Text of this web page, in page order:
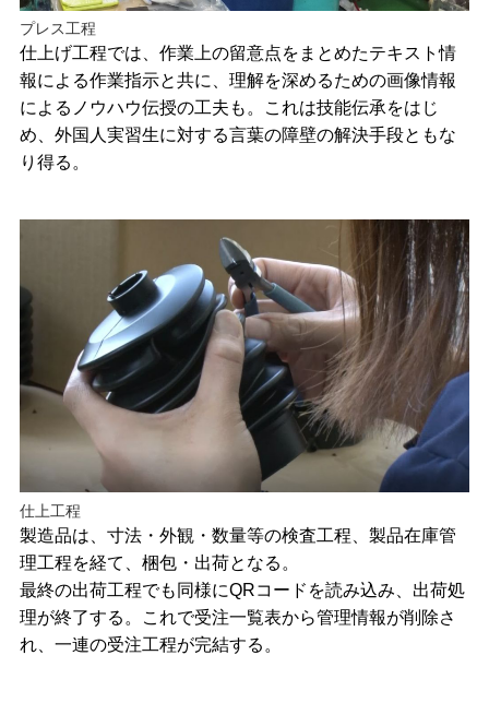
プレス工程
仕上げ工程では、作業上の留意点をまとめたテキスト情
報による作業指示と共に、理解を深めるための画像情報
によるノウハウ伝授の工夫も。これは技能伝承をはじ
め、外国人実習生に対する言葉の障壁の解決手段ともな
り得る。
仕上工程
製造品は、寸法・外観・数量等の検査工程、製品在庫管
理工程を経て、梱包・出荷となる。
最終の出荷工程でも同様にQRコードを読み込み、出荷処
理が終了する。これで受注一覧表から管理情報が削除さ
れ、一連の受注工程が完結する。